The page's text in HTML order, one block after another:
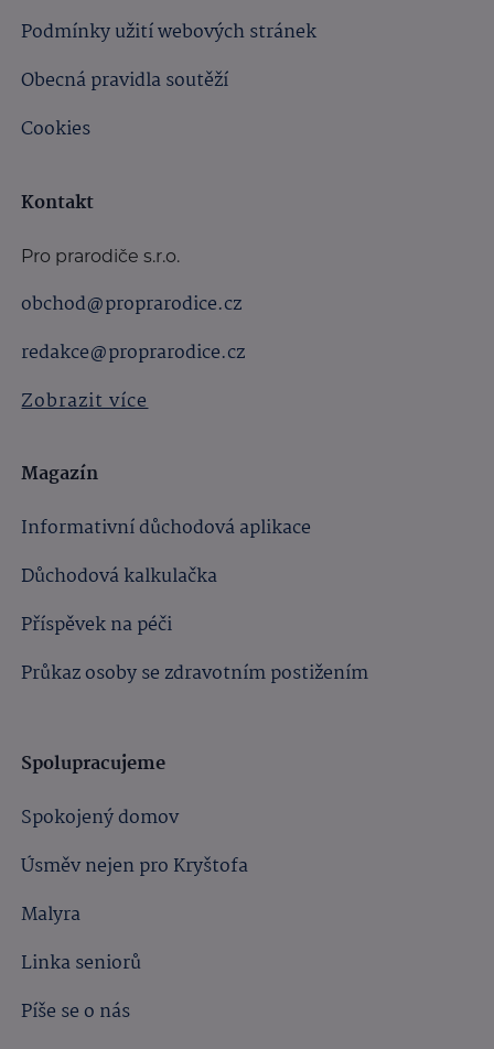
Podmínky užití webových stránek
Obecná pravidla soutěží
Cookies
Kontakt
Pro prarodiče s.r.o.
obchod@proprarodice.cz
redakce@proprarodice.cz
Zobrazit více
Magazín
Informativní důchodová aplikace
Důchodová kalkulačka
Příspěvek na péči
Průkaz osoby se zdravotním postižením
Spolupracujeme
Spokojený domov
Úsměv nejen pro Kryštofa
Malyra
Linka seniorů
Píše se o nás